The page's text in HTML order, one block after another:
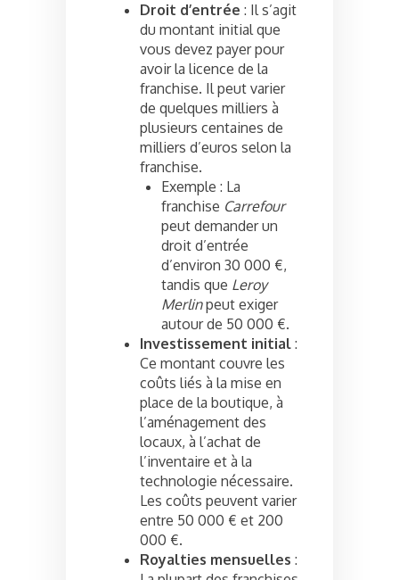
Droit d’entrée : Il s’agit
du montant initial que
vous devez payer pour
avoir la licence de la
franchise. Il peut varier
de quelques milliers à
plusieurs centaines de
milliers d’euros selon la
franchise.
Exemple : La
franchise Carrefour
peut demander un
droit d’entrée
d’environ 30 000 €,
tandis que Leroy
Merlinpeut exiger
autour de 50 000 €.
Investissement initial :
Ce montant couvre les
coûts liés à la mise en
place de la boutique, à
l’aménagement des
locaux, à l’achat de
l’inventaire et à la
technologie nécessaire.
Les coûts peuvent varier
entre 50 000 € et 200
000 €.
Royalties mensuelles :